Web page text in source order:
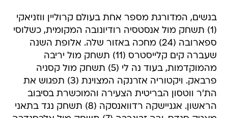
בנשים, המדורגת מספר אחת בעולם קרוליין ווזניאקי
(1) תשחק מול אנסטסיה רודיונובה המקומית, כשלוסי
ספארובה (24) מחכה באזור שלה. אלופת השנה
שעברה קים קלייסטרס (11) תשחק מול יריבה
מהמוקדמות, בעוד נה לי (5) תשחק מול קסניה
פרבאק. ויקטוריה אזרנקה המצוינת (3) תפגוש את
הת'ר ווטסון הבריטית הצעירה והמוכשרת בסיבוב
הראשון. אגניישקה רדוואנסקה (8) תשחק נגד בתאני